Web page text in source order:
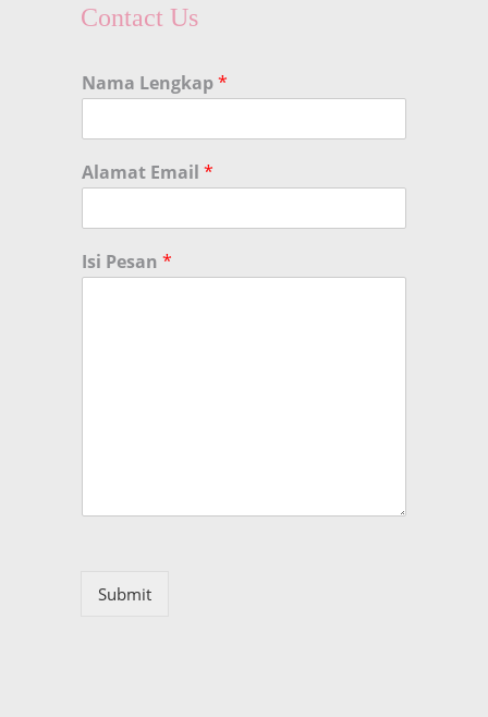
Contact Us
Nama Lengkap*
Alamat Email *
Isi Pesan *
Submit